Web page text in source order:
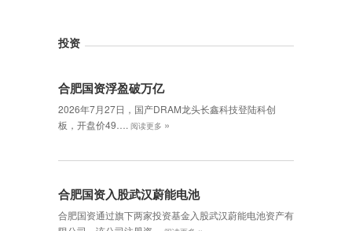
投资
合肥国资浮盈破万亿
2026年7月27日，国产DRAM龙头长鑫科技登陆科创
板，开盘价49…. 阅读更多 »
合肥国资入股武汉蔚能电池
合肥国资通过旗下两家投资基金入股武汉蔚能电池资产有